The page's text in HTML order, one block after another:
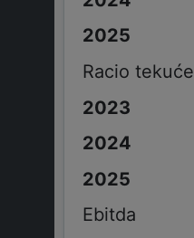
Racio
Ebitda